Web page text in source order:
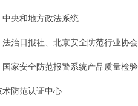
央和地方政法系统
日报社、北京安全防范行业协会
安全防范报警系统产品质量检
防范认证中心